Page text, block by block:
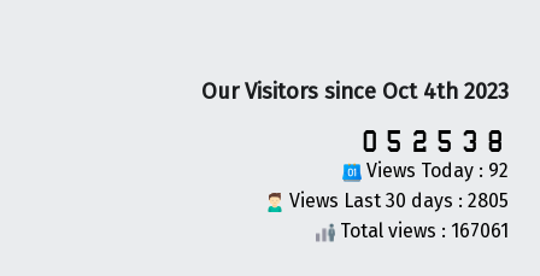
Our Visitors since Oct 4th 2023
Views Today : 92
Views Last 30 days : 2805
Total views : 167061